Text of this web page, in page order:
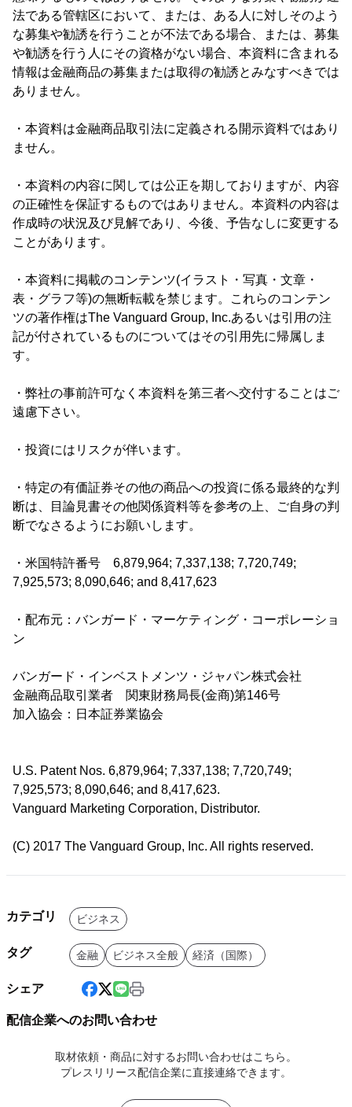
法である管轄区において、または、ある人に対しそのよう
な募集や勧誘を行うことが不法である場合、または、募集
や勧誘を行う人にその資格がない場合、本資料に含まれる
情報は金融商品の募集または取得の勧誘とみなすべきでは
ありません。
・本資料は金融商品取引法に定義される開示資料ではあり
ません。
・本資料の内容に関しては公正を期しておりますが、内容
の正確性を保証するものではありません。本資料の内容は
作成時の状況及び見解であり、今後、予告なしに変更する
ことがあります。
・本資料に掲載のコンテンツ(イラスト・写真・文章・
表・グラフ等)の無断転載を禁じます。これらのコンテン
ツの著作権はThe Vanguard Group, Inc.あるいは引用の注
記が付されているものについてはその引用先に帰属しま
す。
・弊社の事前許可なく本資料を第三者へ交付することはご
遠慮下さい。
・投資にはリスクが伴います。
・特定の有価証券その他の商品への投資に係る最終的な判
断は、目論見書その他関係資料等を参考の上、ご自身の判
断でなさるようにお願いします。
・米国特許番号 6,879,964; 7,337,138; 7,720,749;
7,925,573; 8,090,646; and 8,417,623
・配布元：バンガード・マーケティング・コーポレーショ
ン
バンガード・インベストメンツ・ジャパン株式会社
金融商品取引業者 関東財務局長(金商)第146号
加入協会：日本証券業協会
U.S. Patent Nos. 6,879,964; 7,337,138; 7,720,749;
7,925,573; 8,090,646; and 8,417,623.
Vanguard Marketing Corporation, Distributor.
(C) 2017 The Vanguard Group, Inc. All rights reserved.
カテゴリ ビジネス
タグ 金融 ビジネス全般 経済（国際）
シェア
配信企業へのお問い合わせ
取材依頼・商品に対するお問い合わせはこちら。
プレスリリース配信企業に直接連絡できます。